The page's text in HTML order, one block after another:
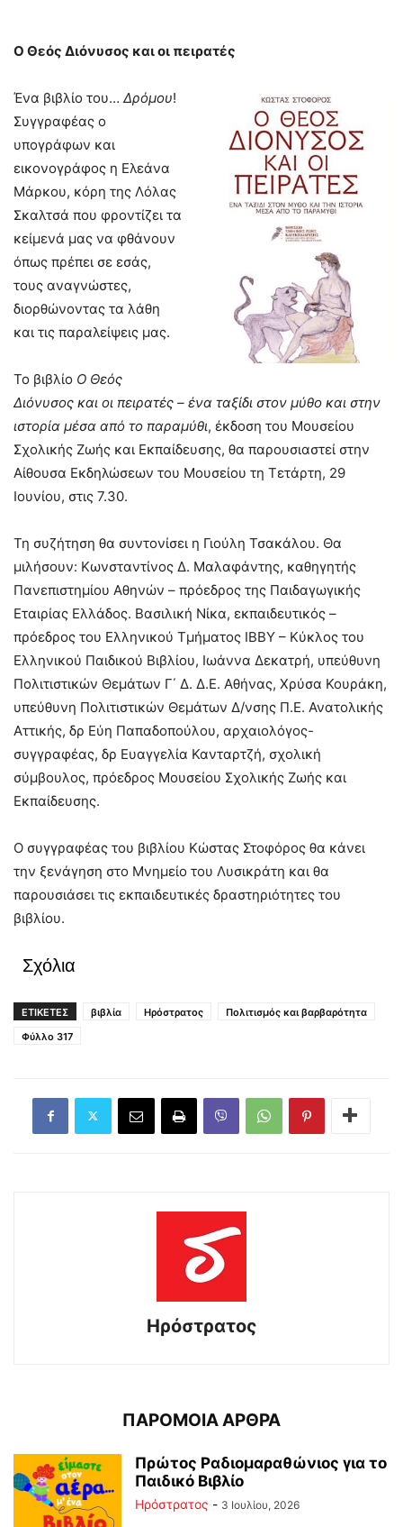
Ο Θεός Διόνυσος και οι πειρατές
Ένα βιβλίο του… Δρόμου!
Συγγραφέας ο
υπογράφων και
εικονογράφος η Ελεάνα
Μάρκου, κόρη της Λόλας
Σκαλτσά που φροντίζει τα
κείμενά μας να φθάνουν
όπως πρέπει σε εσάς,
τους αναγνώστες,
διορθώνοντας τα λάθη
και τις παραλείψεις μας.
Το βιβλίο Ο Θεός
Διόνυσος και οι πειρατές – ένα ταξίδι στον μύθο και στην
ιστορία μέσα από το παραμύθι, έκδοση του Μουσείου
Σχολικής Ζωής και Εκπαίδευσης, θα παρουσιαστεί στην
Αίθουσα Εκδηλώσεων του Μουσείου τη Τετάρτη, 29
Ιουνίου, στις 7.30.
Τη συζήτηση θα συντονίσει η Γιούλη Τσακάλου. Θα
μιλήσουν: Κωνσταντίνος Δ. Μαλαφάντης, καθηγητής
Πανεπιστημίου Αθηνών – πρόεδρος της Παιδαγωγικής
Εταιρίας Ελλάδος. Βασιλική Νίκα, εκπαιδευτικός –
πρόεδρος του Ελληνικού Τμήματος ΙΒΒΥ – Κύκλος του
Ελληνικού Παιδικού Βιβλίου, Ιωάννα Δεκατρή, υπεύθυνη
Πολιτιστικών Θεμάτων Γ΄ Δ. Δ.Ε. Αθήνας, Χρύσα Κουράκη,
υπεύθυνη Πολιτιστικών Θεμάτων Δ/νσης Π.Ε. Ανατολικής
Αττικής, δρ Εύη Παπαδοπούλου, αρχαιολόγος-
συγγραφέας, δρ Ευαγγελία Κανταρτζή, σχολική
σύμβουλος, πρόεδρος Μουσείου Σχολικής Ζωής και
Εκπαίδευσης.
Ο συγγραφέας του βιβλίου Κώστας Στοφόρος θα κάνει
την ξενάγηση στο Μνημείο του Λυσικράτη και θα
παρουσιάσει τις εκπαιδευτικές δραστηριότητες του
βιβλίου.
Σχόλια
ΕΤΙΚΕΤΕΣ βιβλία Ηρόστρατος
Πολιτισμός και βαρβαρότητα
Φύλλο 317
Ηρόστρατος
ΠΑΡΟΜΟΙΑ ΑΡΘΡΑ
Πρώτος Ραδιομαραθώνιος για το
Παιδικό Βιβλίο
Ηρόστρατος - 3 Ιουλίου, 2026